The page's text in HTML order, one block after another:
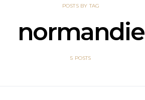
POSTS BY TAG
normandie
5 POSTS